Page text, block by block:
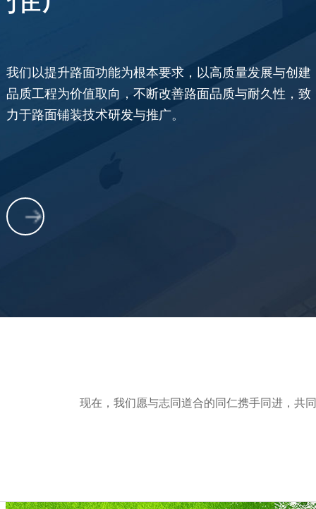
我们以提升路面功能为根本要求，以高质量发展与创建
品质工程为价值取向，不断改善路面品质与耐久性，致
力于路面铺装技术研发与推广。
现在，我们愿与志同道合的同仁携手同进，共